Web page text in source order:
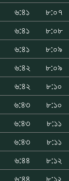
৬:৪১
৮:০৭
৬:৪১
৮:০৮
৬:৪১
৮:০৯
৬:৪২
৮:০৯
৬:৪২
৮:১০
৬:৪৩
৮:১০
৬:৪৩
৮:১১
৬:৪৩
৮:১১
৬:৪৪
৮:১২
৬:৪৪ ৮:১২